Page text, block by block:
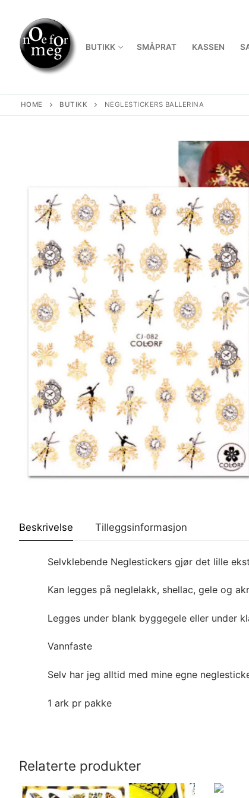
content
BUTIKK SMÅPRAT KASSEN
HOME BUTIKK NEGLESTICKERS BALLERINA
Beskrivelse Tilleggsinformasjon
Selvklebende Neglestickers gjør det lille
Kan legges på neglelakk, shellac, gele og
Legges under blank byggegele eller under
Vannfaste
Selv har jeg alltid med mine egne
1 ark pr pakke
Relaterte produkter